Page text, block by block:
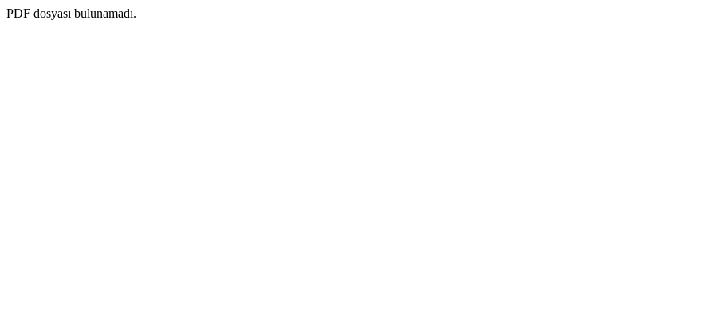
PDF dosyası bulunamadı.